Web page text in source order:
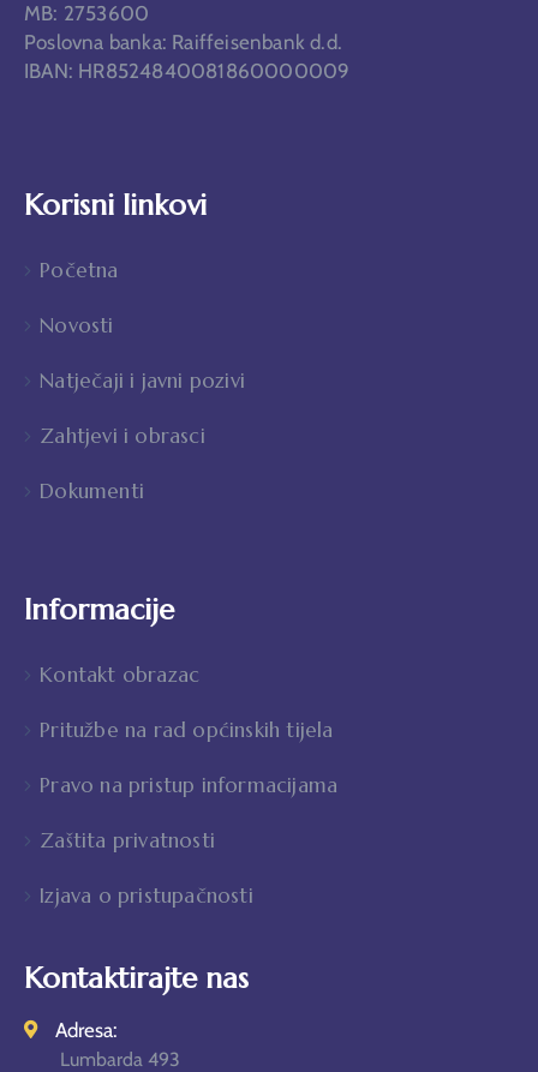
MB: 2753600
Poslovna banka: Raiffeisenbank d.d.
IBAN: HR8524840081860000009
Korisni linkovi
Početna
Novosti
Natječaji i javni pozivi
Zahtjevi i obrasci
Dokumenti
Informacije
Kontakt obrazac
Pritužbe na rad općinskih tijela
Pravo na pristup informacijama
Zaštita privatnosti
Izjava o pristupačnosti
Kontaktirajte nas
Adresa:
Lumbarda 493